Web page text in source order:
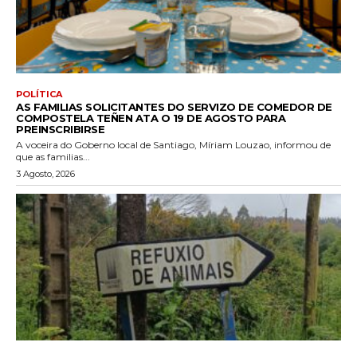
POLÍTICA
AS FAMILIAS SOLICITANTES DO SERVIZO DE COMEDOR DE
COMPOSTELA TEÑEN ATA O 19 DE AGOSTO PARA
PREINSCRIBIRSE
A voceira do Goberno local de Santiago, Míriam Louzao, informou de
que as familias...
3 Agosto, 2026